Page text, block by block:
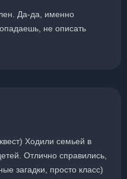
Да-да, именно
не описать
Ходили семьей в
Отлично справились,
загадки, просто класс)